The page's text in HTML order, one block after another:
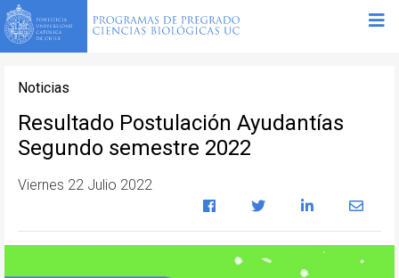
Noticias
Resultado Postulación Ayudantías
Segundo semestre 2022
Viernes 22 Julio 2022